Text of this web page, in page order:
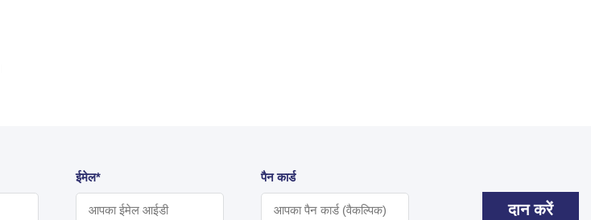
ईमेल* पैन कार्ड
दान करें